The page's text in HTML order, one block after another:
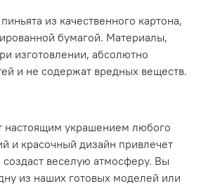
из качественного картона,
бумагой. Материалы,
изготовлении, абсолютно
и не содержат вредных веществ.
настоящим украшением любого
и красочный дизайн привлечет
создаст веселую атмосферу. Вы
из наших готовых моделей или